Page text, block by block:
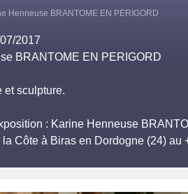
Henneuse BRANTOME EN PERIGORD
2017
BRANTOME EN PERIGORD
et sculpture.
: Karine Henneuse
Côte à Biras en Dordogne (24) au